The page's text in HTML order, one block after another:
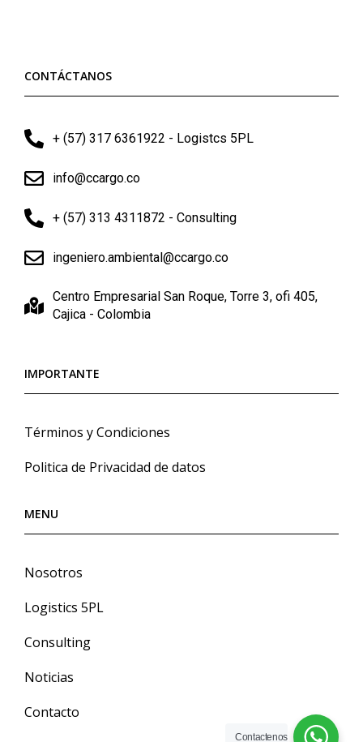
CONTÁCTANOS
+ (57) 317 6361922 - Logistcs 5PL
info@ccargo.co
+ (57) 313 4311872 - Consulting
ingeniero.ambiental@ccargo.co
Centro Empresarial San Roque, Torre 3, ofi 405,
Cajica - Colombia
IMPORTANTE
Términos y Condiciones
Politica de Privacidad de datos
MENU
Nosotros
Logistics 5PL
Consulting
Noticias
Contacto
Contactenos